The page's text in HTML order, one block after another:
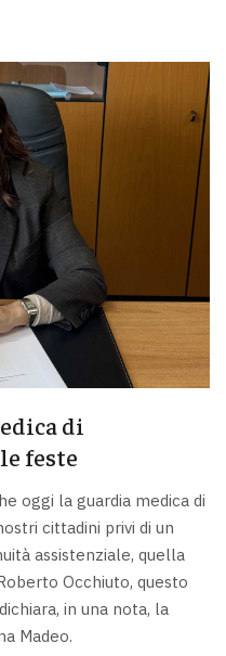
di
feste
oggi la guardia medica di
cittadini privi di un
assistenziale, quella
Occhiuto, questo
in una nota, la
Madeo.